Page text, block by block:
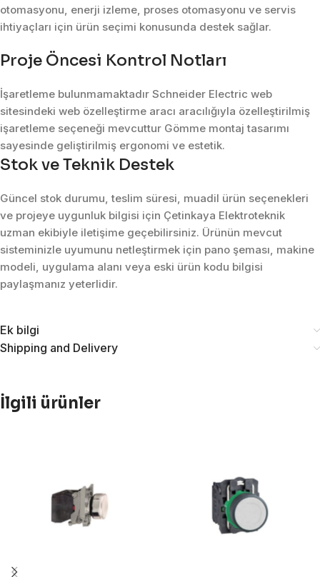
otomasyonu, enerji izleme, proses otomasyonu ve servis
ihtiyaçları için ürün seçimi konusunda destek sağlar.
Proje Öncesi Kontrol Notları
İşaretleme bulunmamaktadır Schneider Electric web
sitesindeki web özelleştirme aracı aracılığıyla özelleştirilmiş
işaretleme seçeneği mevcuttur Gömme montaj tasarımı
sayesinde geliştirilmiş ergonomi ve estetik.
Stok ve Teknik Destek
Güncel stok durumu, teslim süresi, muadil ürün seçenekleri
ve projeye uygunluk bilgisi için Çetinkaya Elektroteknik
uzman ekibiyle iletişime geçebilirsiniz. Ürünün mevcut
sisteminizle uyumunu netleştirmek için pano şeması, makine
modeli, uygulama alanı veya eski ürün kodu bilgisi
paylaşmanız yeterlidir.
Ek bilgi
Shipping and Delivery
İlgili ürünler